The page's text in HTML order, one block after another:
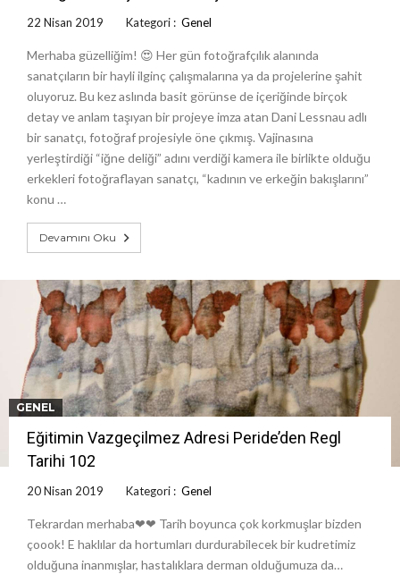
22 Nisan 2019 Kategori : Genel
Merhaba güzelliğim! 😍 Her gün fotoğrafçılık alanında
sanatçıların bir hayli ilginç çalışmalarına ya da projelerine şahit
oluyoruz. Bu kez aslında basit görünse de içeriğinde birçok
detay ve anlam taşıyan bir projeye imza atan Dani Lessnau adlı
bir sanatçı, fotoğraf projesiyle öne çıkmış. Vajinasına
yerleştirdiği “iğne deliği” adını verdiği kamera ile birlikte olduğu
erkekleri fotoğraflayan sanatçı, “kadının ve erkeğin bakışlarını”
konu …
Devamını Oku
GENEL
Eğitimin Vazgeçilmez Adresi Peride’den Regl
Tarihi 102
20 Nisan 2019 Kategori : Genel
Tekrardan merhaba❤❤ Tarih boyunca çok korkmuşlar bizden
çoook! E haklılar da hortumları durdurabilecek bir kudretimiz
olduğuna inanmışlar, hastalıklara derman olduğumuza da…